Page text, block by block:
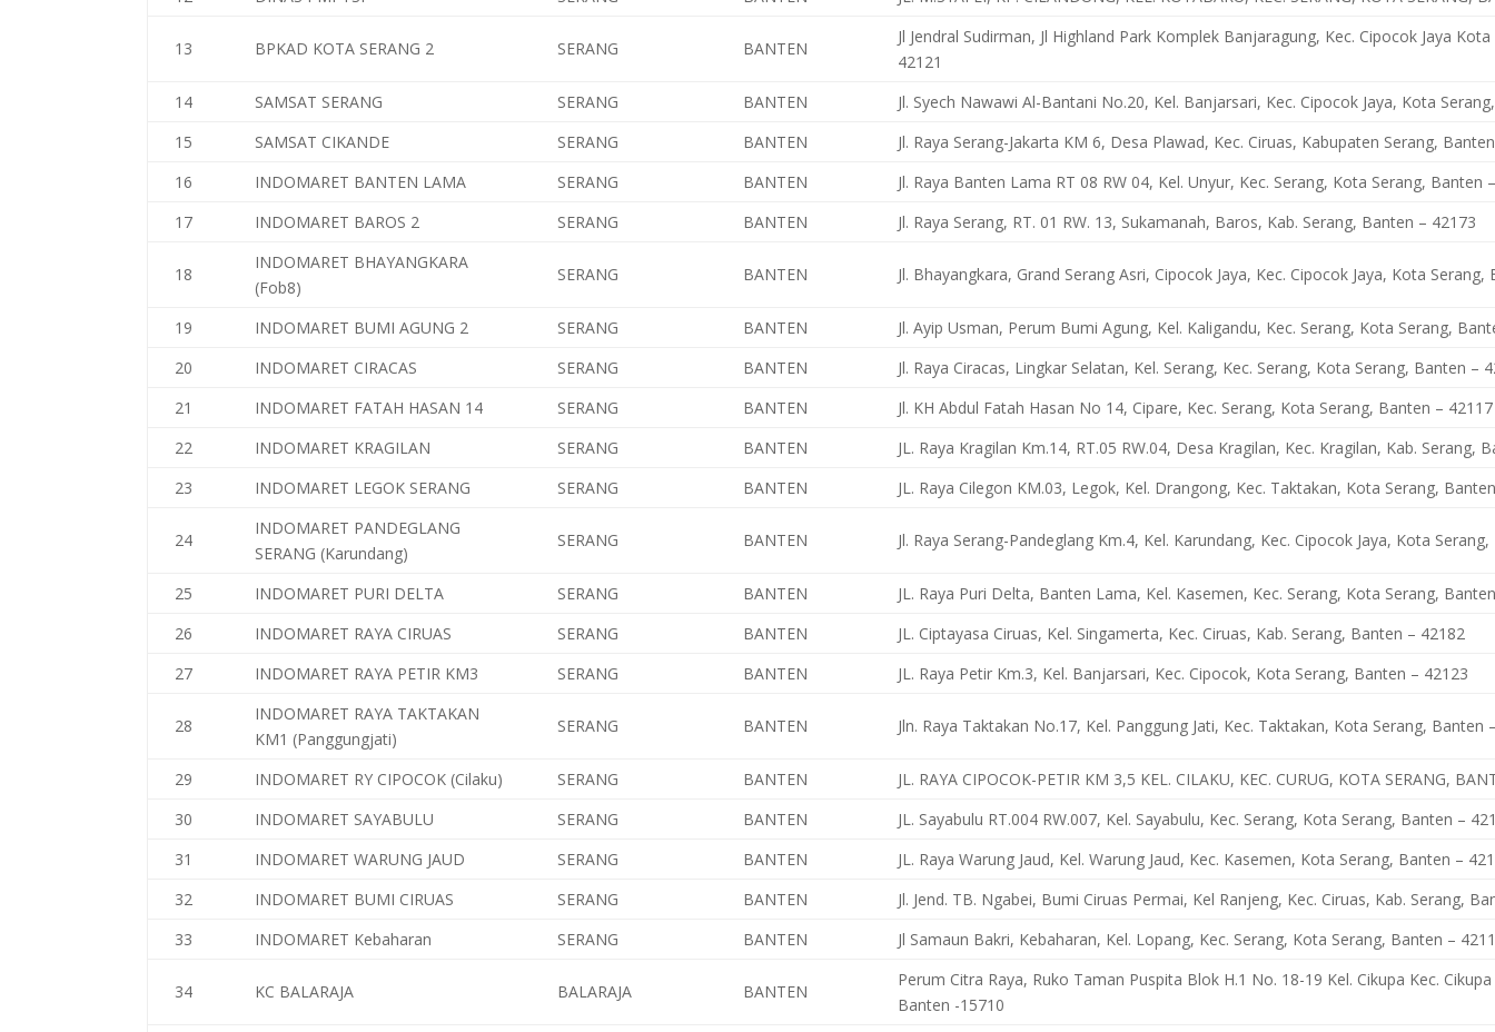
13 BPKAD KOTA SERANG 2 SERANG BANTEN
Jl Jendral Sudirman, Jl Highland Park Komplek Banjaragung, Kec. Cipocok Jaya
42121
14
SAMSAT SERANG SERANG BANTEN
Jl. Syech Nawawi Al-Bantani No.20, Kel. Banjarsari, Kec. Cipocok Jaya, Kota
15
SAMSAT CIKANDE SERANG BANTEN
Jl. Raya Serang-Jakarta KM 6, Desa Plawad, Kec. Ciruas, Kabupaten Serang,
16
INDOMARET BANTEN LAMA SERANG BANTEN
Jl. Raya Banten Lama RT 08 RW 04, Kel. Unyur, Kec. Serang, Kota Serang, Banten
17
INDOMARET BAROS 2 SERANG BANTEN Jl. Raya Serang, RT. 01 RW. 13, Sukamanah, Baros, Kab. Serang, Banten – 42173
18
INDOMARET BHAYANGKARA
(Fob8)
SERANG BANTEN Jl. Bhayangkara, Grand Serang Asri, Cipocok Jaya, Kec. Cipocok Jaya, Kota
19 INDOMARET BUMI AGUNG 2 SERANG BANTEN
Jl. Ayip Usman, Perum Bumi Agung, Kel. Kaligandu, Kec. Serang, Kota Serang,
20
INDOMARET CIRACAS SERANG BANTEN
Jl. Raya Ciracas, Lingkar Selatan, Kel. Serang, Kec. Serang, Kota Serang, Banten –
21
INDOMARET FATAH HASAN 14 SERANG BANTEN
Jl. KH Abdul Fatah Hasan No 14, Cipare, Kec. Serang, Kota Serang, Banten – 42117
22
INDOMARET KRAGILAN SERANG BANTEN
JL. Raya Kragilan Km.14, RT.05 RW.04, Desa Kragilan, Kec. Kragilan, Kab. Serang,
23
INDOMARET LEGOK SERANG SERANG BANTEN JL. Raya Cilegon KM.03, Legok, Kel. Drangong, Kec. Taktakan, Kota Serang,
24
INDOMARET PANDEGLANG
SERANG (Karundang)
SERANG BANTEN Jl. Raya Serang-Pandeglang Km.4, Kel. Karundang, Kec. Cipocok Jaya, Kota
25 INDOMARET PURI DELTA SERANG BANTEN
JL. Raya Puri Delta, Banten Lama, Kel. Kasemen, Kec. Serang, Kota Serang,
26
INDOMARET RAYA CIRUAS SERANG BANTEN
JL. Ciptayasa Ciruas, Kel. Singamerta, Kec. Ciruas, Kab. Serang, Banten – 42182
27
INDOMARET RAYA PETIR KM3 SERANG BANTEN JL. Raya Petir Km.3, Kel. Banjarsari, Kec. Cipocok, Kota Serang, Banten – 42123
28
INDOMARET RAYA TAKTAKAN
KM1 (Panggungjati)
SERANG BANTEN Jln. Raya Taktakan No.17, Kel. Panggung Jati, Kec. Taktakan, Kota Serang, Banten
29 INDOMARET RY CIPOCOK (Cilaku) SERANG BANTEN
JL. RAYA CIPOCOK-PETIR KM 3,5 KEL. CILAKU, KEC. CURUG, KOTA SERANG,
30
INDOMARET SAYABULU SERANG BANTEN
JL. Sayabulu RT.004 RW.007, Kel. Sayabulu, Kec. Serang, Kota Serang, Banten –
31
INDOMARET WARUNG JAUD SERANG BANTEN
JL. Raya Warung Jaud, Kel. Warung Jaud, Kec. Kasemen, Kota Serang, Banten –
32
INDOMARET BUMI CIRUAS SERANG BANTEN
Jl. Jend. TB. Ngabei, Bumi Ciruas Permai, Kel Ranjeng, Kec. Ciruas, Kab. Serang,
33
INDOMARET Kebaharan SERANG BANTEN Jl Samaun Bakri, Kebaharan, Kel. Lopang, Kec. Serang, Kota Serang, Banten –
34 KC BALARAJA BALARAJA BANTEN
Perum Citra Raya, Ruko Taman Puspita Blok H.1 No. 18-19 Kel. Cikupa Kec.
Banten -15710